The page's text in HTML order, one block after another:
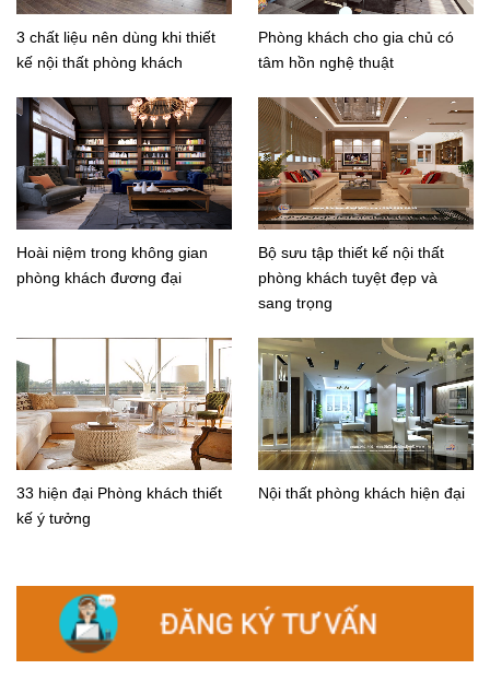
3 chất liệu nên dùng khi thiết
kế nội thất phòng khách
Phòng khách cho gia chủ có
tâm hồn nghệ thuật
Hoài niệm trong không gian
phòng khách đương đại
Bộ sưu tập thiết kế nội thất
phòng khách tuyệt đẹp và
sang trọng
33 hiện đại Phòng khách thiết
kế ý tưởng
Nội thất phòng khách hiện đại